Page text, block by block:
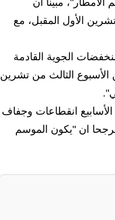
مبينا ان
الأول المقبل، مع
الجوية القادمة
الثالث من تشرين
ستشهد بعض الأسابيع انقطاعات وجفاف
ان "يكون الموسم